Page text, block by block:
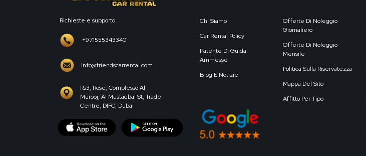
Richieste e supporto
+971555343340
info@friendscarrental.com
Rs3, Rose, Complesso Al
Murooj, Al Mustaqbal St, Trade
Centre, DIFC, Dubai
Chi Siamo
Car Rental Policy
Patente Di Guida
Ammesse
Blog E Notizie
Offerte Di Noleggio
Giornaliero
Offerte Di Noleggio
Mensile
Politica Sulla Riservatezza
Mappa Del Sito
Affitto Per Tipo